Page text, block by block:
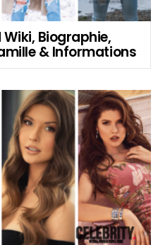
Biographie,
& Informations